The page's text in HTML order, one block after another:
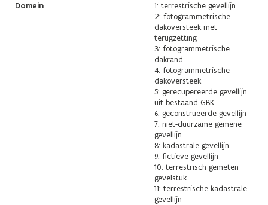
Domein
1: terrestrische gevellijn
2: fotogrammetrische
dakoversteek met
terugzetting
3: fotogrammetrische
dakrand
4: fotogrammetrische
dakoversteek
5: gerecupereerde gevellijn
uit bestaand GBK
6: geconstrueerde gevellijn
7: niet-duurzame gemene
gevellijn
8: kadastrale gevellijn
9: fictieve gevellijn
10: terrestrisch gemeten
gevelstuk
11: terrestrische kadastrale
gevellijn